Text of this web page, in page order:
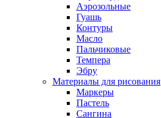
Аэрозольные
Гуашь
Контуры
Масло
Пальчиковые
Темпера
Эбру
Материалы для рисования
Маркеры
Пастель
Сангина